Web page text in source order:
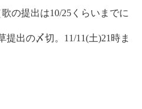
の提出は10/25くらいまでに
出の〆切。11/11(土)21時ま